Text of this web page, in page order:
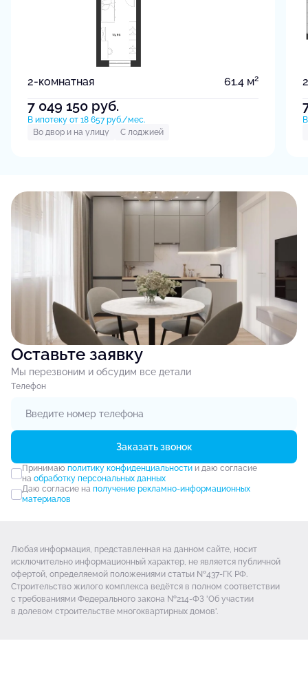
2-комнатная 61.4 м2
7 049 150 руб.
В ипотеку от 18 657 руб./мес.
Во двор и на улицу
С лоджией
Оставьте заявку
Мы перезвоним и обсудим все детали
Tелефон
Заказать звонок
Принимаю политику конфиденциальностии даю согласие
на обработку персональных данных
Даю согласие на получение рекламно-информационных
материалов
Любая информация, представленная на данном сайте, носит
исключительно информационный характер, не является публичной
офертой, определяемой положениями статьи №437-ГК РФ.
Строительство жилого комплекса ведётся в полном соответствии
с требованиями Федерального закона №214-ФЗ 'Об участии
в долевом строительстве многоквартирных домов'.